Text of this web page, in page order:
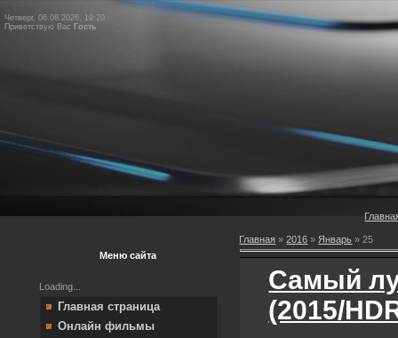
Четверг, 06.08.2026, 19:20
Приветствую Вас Гость
Меню сайта
Loading...
Главная страница
Онлайн фильмы
Главная »2016 » Январь » 25
Самый
(2015/